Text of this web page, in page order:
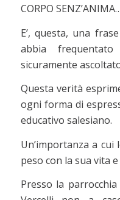
CORPO
E’, questa, una
abbia
sicuramente
Questa verità
ogni forma di
educativo salesiano.
Un’importanza a
peso con la sua vita
Presso la